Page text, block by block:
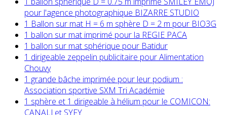
pour l'agence photographique BIZARRE STUDIO
1 Ballon sur mat H = 6 m sphère D = 2 m pour BIO3G
1 ballon sur mat imprimé pour la REGIE PACA
1 ballon sur mat sphérique pour Batidur
1 dirigeable zeppelin publicitaire pour Alimentation
Chouvy
1 grande bâche imprimée pour leur podium :
Association sportive SXM Tri Académie
1 sphère et 1 dirigeable à hélium pour le COMICON:
CANALJ et SYFY